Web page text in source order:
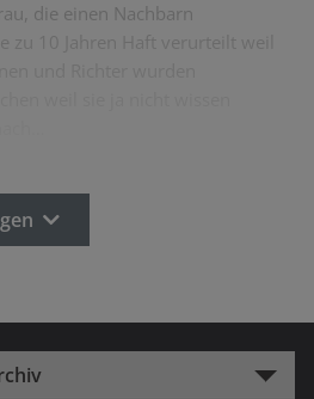
die einen Nachbarn